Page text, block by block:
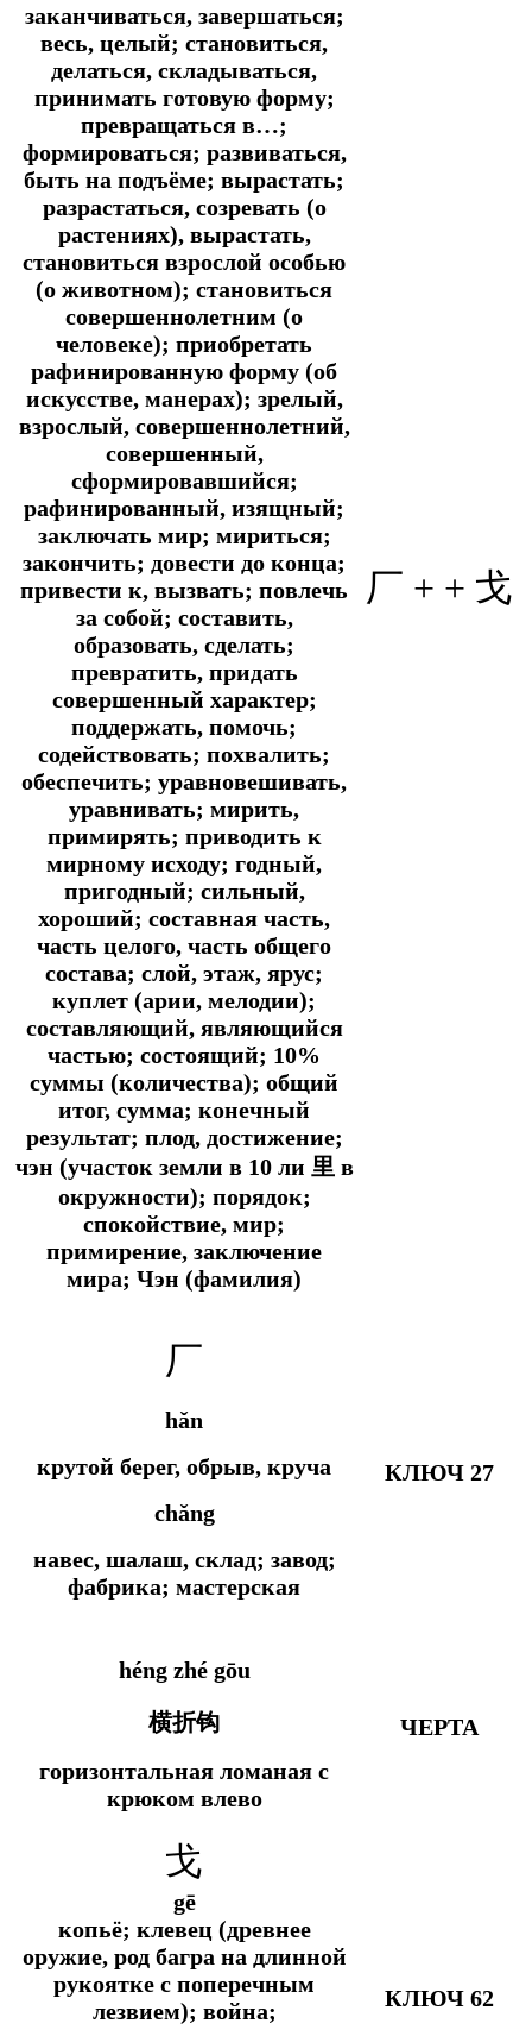
заканчиваться, завершаться;
весь, целый; становиться,
делаться, складываться,
принимать готовую форму;
превращаться в…;
формироваться; развиваться,
быть на подъёме; вырастать;
разрастаться, созревать (о
растениях), вырастать,
становиться взрослой особью
(о животном); становиться
совершеннолетним (о
человеке); приобретать
рафинированную форму (об
искусстве, манерах); зрелый,
взрослый, совершеннолетний,
совершенный,
сформировавшийся;
рафинированный, изящный;
заключать мир; мириться;
закончить; довести до конца;
привести к, вызвать; повлечь
за собой; составить,
образовать, сделать;
превратить, придать
совершенный характер;
поддержать, помочь;
содействовать; похвалить;
обеспечить; уравновешивать,
уравнивать; мирить,
примирять; приводить к
мирному исходу; годный,
пригодный; сильный,
хороший; составная часть,
часть целого, часть общего
состава; слой, этаж, ярус;
куплет (арии, мелодии);
составляющий, являющийся
частью; состоящий; 10%
суммы (количества); общий
итог, сумма; конечный
результат; плод, достижение;
чэн (участок земли в 10 ли 里 в
окружности); порядок;
спокойствие, мир;
примирение, заключение
мира; Чэн (фамилия)
厂 + + 戈
厂
hǎn
крутой берег, обрыв, круча
chǎng
навес, шалаш, склад; завод;
фабрика; мастерская
КЛЮЧ 27
héng zhé gōu
横折钩
горизонтальная ломаная с
крюком влево
ЧЕРТА
戈
gē
копьё; клевец (древнее
оружие, род багра на длинной
рукоятке с поперечным
лезвием); война;
КЛЮЧ 62